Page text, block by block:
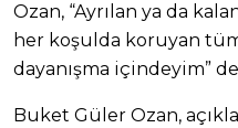
Ozan, “Ayrılan ya da
her koşulda koruyan
dayanışma içindeyim”
Buket Güler Ozan,